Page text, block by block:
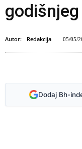
Autor: Redakcija 05/05/
Dodaj Bh-